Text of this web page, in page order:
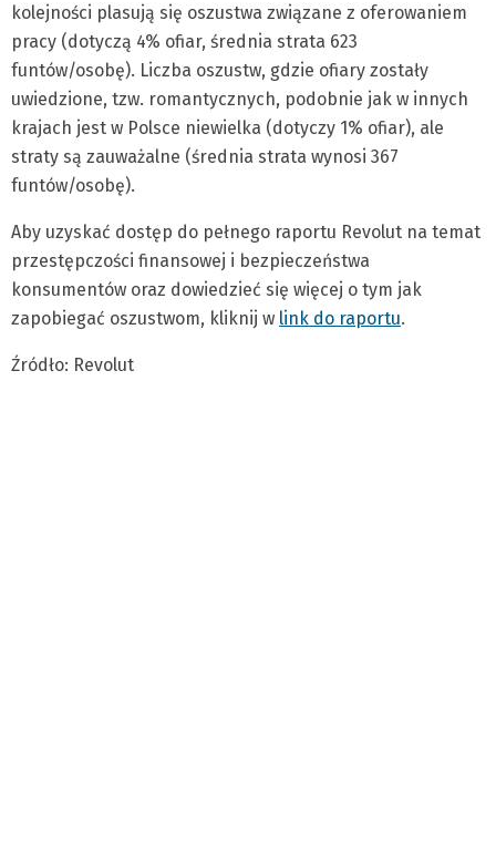
kolejności plasują się oszustwa związane z oferowaniem
pracy (dotyczą 4% ofiar, średnia strata 623
funtów/osobę). Liczba oszustw, gdzie ofiary zostały
uwiedzione, tzw. romantycznych, podobnie jak w innych
krajach jest w Polsce niewielka (dotyczy 1% ofiar), ale
straty są zauważalne (średnia strata wynosi 367
funtów/osobę).
Aby uzyskać dostęp do pełnego raportu Revolut na temat
przestępczości finansowej i bezpieczeństwa
konsumentów oraz dowiedzieć się więcej o tym jak
zapobiegać oszustwom, kliknij w link do raportu.
Źródło: Revolut